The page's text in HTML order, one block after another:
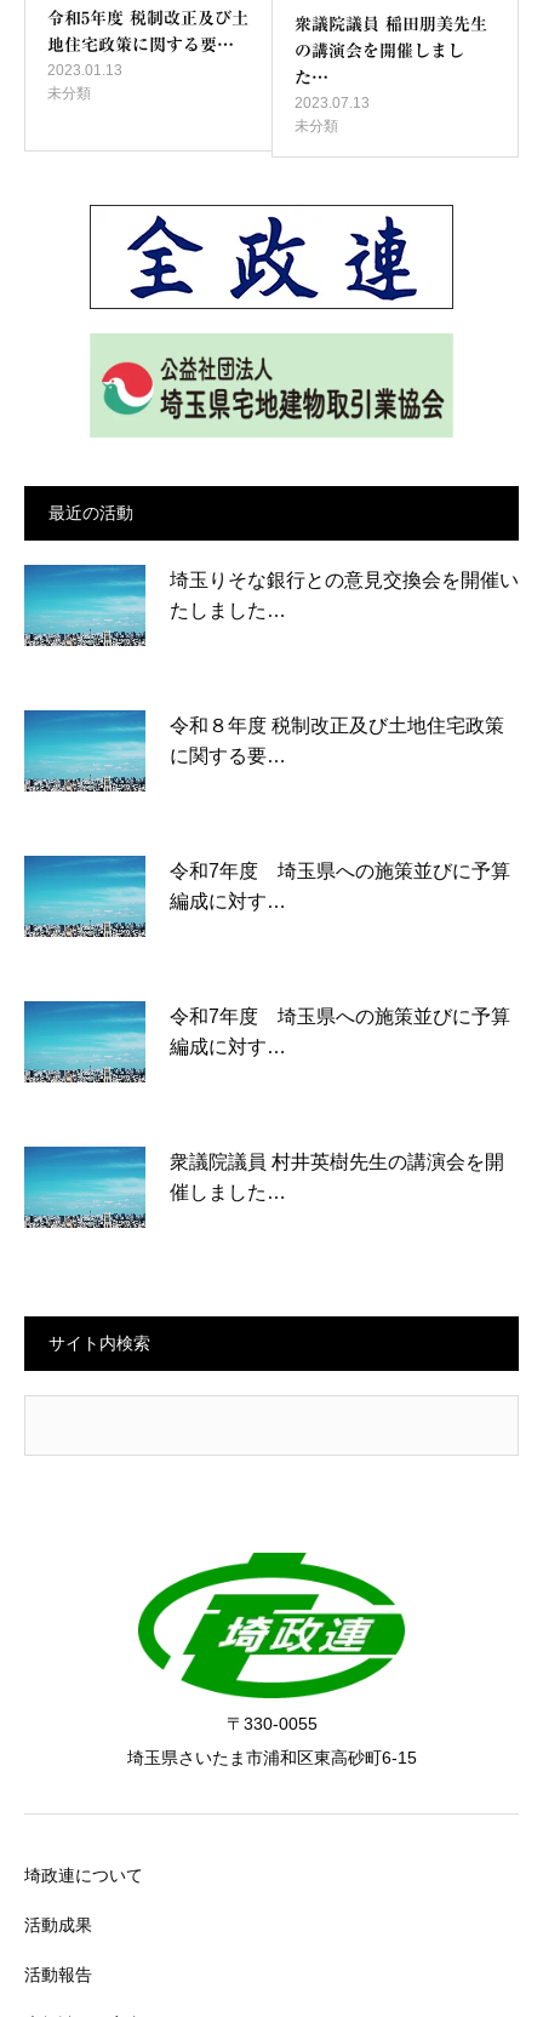
令和5年度 税制改正及び土
地住宅政策に関する要…
2023.01.13
未分類
衆議院議員 稲田朋美先生
の講演会を開催しまし
た…
2023.07.13
未分類
最近の活動
埼玉りそな銀行との意見交換会を開催い
たしました…
令和８年度 税制改正及び土地住宅政策
に関する要…
令和7年度 埼玉県への施策並びに予算
編成に対す…
令和7年度 埼玉県への施策並びに予算
編成に対す…
衆議院議員 村井英樹先生の講演会を開
催しました…
サイト内検索
〒330-0055
埼玉県さいたま市浦和区東高砂町6-15
埼政連について
活動成果
活動報告